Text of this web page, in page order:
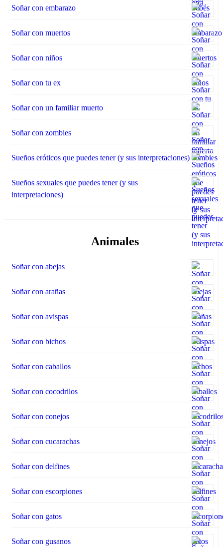
Soñar con embarazo
Soñar con muertos
Soñar con niños
Soñar con tu ex
Soñar con un familiar muerto
Soñar con zombies
Sueños eróticos que puedes tener (y sus interpretaciones)
Sueños sexuales que puedes tener (y sus
interpretaciones)
Animales
Soñar con abejas
Soñar con arañas
Soñar con avispas
Soñar con bichos
Soñar con caballos
Soñar con cocodrilos
Soñar con conejos
Soñar con cucarachas
Soñar con delfines
Soñar con escorpiones
Soñar con gatos
Soñar con gusanos